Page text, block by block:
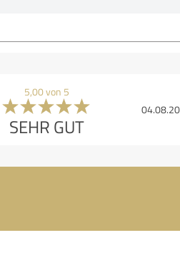
5,00 von 5
SEHR GUT